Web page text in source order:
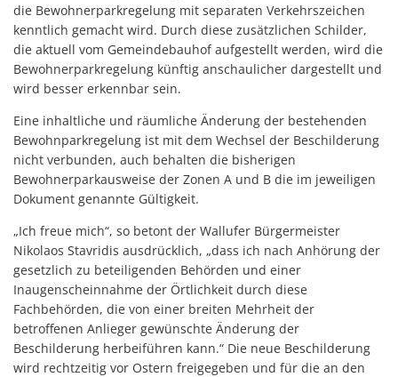
die Bewohnerparkregelung mit separaten Verkehrszeichen
kenntlich gemacht wird. Durch diese zusätzlichen Schilder,
die aktuell vom Gemeindebauhof aufgestellt werden, wird die
Bewohnerparkregelung künftig anschaulicher dargestellt und
wird besser erkennbar sein.
Eine inhaltliche und räumliche Änderung der bestehenden
Bewohnparkregelung ist mit dem Wechsel der Beschilderung
nicht verbunden, auch behalten die bisherigen
Bewohnerparkausweise der Zonen A und B die im jeweiligen
Dokument genannte Gültigkeit.
„Ich freue mich“, so betont der Wallufer Bürgermeister
Nikolaos Stavridis ausdrücklich, „dass ich nach Anhörung der
gesetzlich zu beteiligenden Behörden und einer
Inaugenscheinnahme der Örtlichkeit durch diese
Fachbehörden, die von einer breiten Mehrheit der
betroffenen Anlieger gewünschte Änderung der
Beschilderung herbeiführen kann.“ Die neue Beschilderung
wird rechtzeitig vor Ostern freigegeben und für die an den